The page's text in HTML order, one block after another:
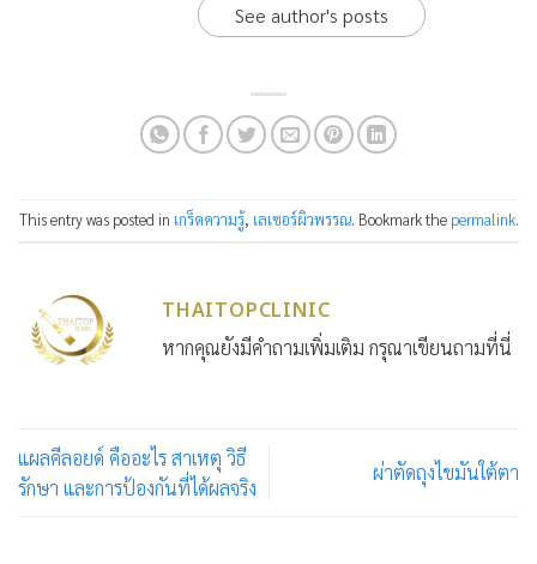
See author's posts
This entry was posted in เกร็ดความรู้, เลเซอร์ผิวพรรณ. Bookmark the permalink.
THAITOPCLINIC
หากคุณยังมีคำถามเพิ่มเติม กรุณาเขียนถามที่นี่
แผลคีลอยด์ คืออะไร สาเหตุ วิธี
รักษา และการป้องกันที่ได้ผลจริง
ผ่าตัดถุงไขมันใต้ตา